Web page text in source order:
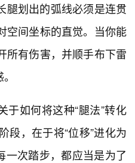
划出的弧线必须是连贯
空间坐标的直觉。当你能
所有伤害，并顺手布下雷
如何将这种“腿法”转化
段，在于将“位移”进化为
一次踏步，都应当是为了